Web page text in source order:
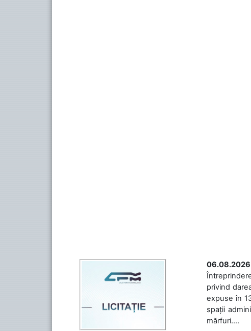
06.08.2026
privind
expuse în
spații
mărfuri....